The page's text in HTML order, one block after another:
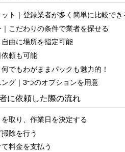
ト｜登録業者が多く簡単に比較でき
こだわりの条件で業者を探せる
由に場所を指定可能
頼も可能
でもわがままパックも魅力的！
グ｜3つのオプションを用意
に依頼した際の流れ
取り、作業日を決定する
除を行う
料金を支払う